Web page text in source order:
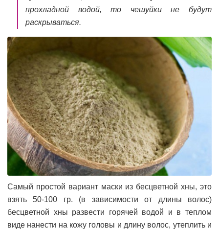
прохладной водой, то чешуйки не будут
раскрываться.
Самый простой вариант маски из бесцветной хны, это
взять 50-100 гр. (в зависимости от длины волос)
бесцветной хны развести горячей водой и в теплом
виде нанести на кожу головы и длину волос, утеплить и